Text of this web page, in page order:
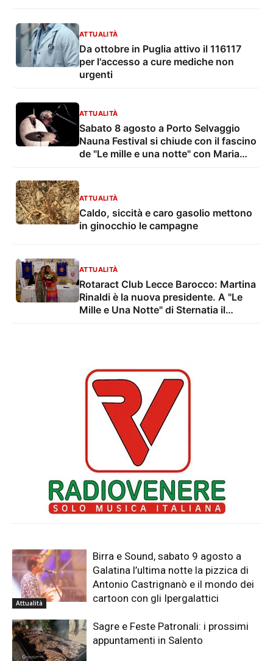
ATTUALITÀ
Da ottobre in Puglia attivo il 116117
per l'accesso a cure mediche non
urgenti
ATTUALITÀ
Sabato 8 agosto a Porto Selvaggio
Nauna Festival si chiude con il fascino
de "Le mille e una notte" con Maria
ATTUALITÀ
Caldo, siccità e caro gasolio mettono
in ginocchio le campagne
ATTUALITÀ
Rotaract Club Lecce Barocco: Martina
Rinaldi è la nuova presidente. A "Le
Mille e Una Notte" di Sternatia il
Attualità
Birra e Sound, sabato 9 agosto a
Galatina l’ultima notte la pizzica di
Antonio Castrignanò e il mondo dei
cartoon con gli Ipergalattici
Sagre e Feste Patronali: i prossimi
appuntamenti in Salento